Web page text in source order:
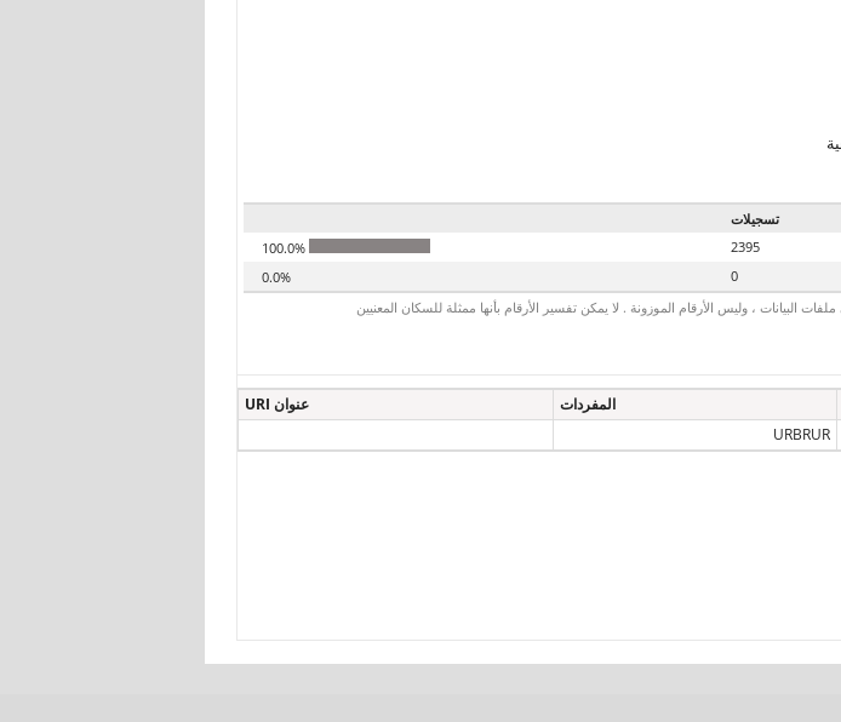
تسجيلات
2395
0
، وليس الأرقام الموزونة . لا يمكن تفسير الأرقام بأنها ممثلة للسكان المعنيين
المفردات
عنوان URI
URBRUR